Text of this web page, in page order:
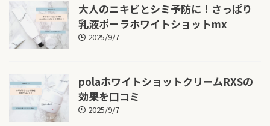
大人のニキビとシミ予防に！さっぱり
乳液ポーラホワイトショットmx
2025/9/7
polaホワイトショットクリームRXSの
効果を口コミ
2025/9/7